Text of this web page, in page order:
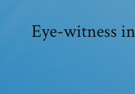
Eye-witness